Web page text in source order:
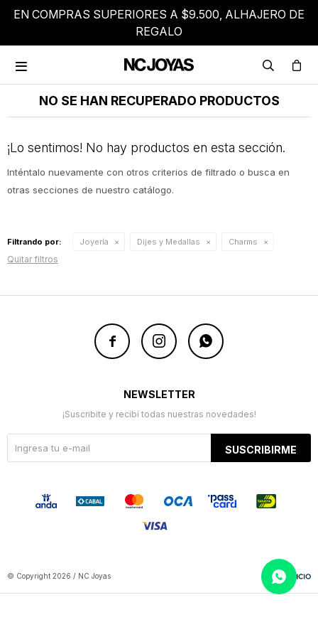
EN COMPRAS SUPERIORES A $9.500, ALHAJERO DE
REGALO

NO SE HAN RECUPERADO PRODUCTOS
¡Lo sentimos! No hay productos en esta sección.
Inténtalo nuevamente con otros criterios de filtrado o busca en
otras secciones de nuestro catálogo.
Filtrando por: Joyería Dijes y Medallas Charms
Quitar filtros
  
NEWSLETTER
¡Suscribite y recibí todas nuestras novedades!
SUSCRIBIRME
© Copyright 2026 / NC Joyas